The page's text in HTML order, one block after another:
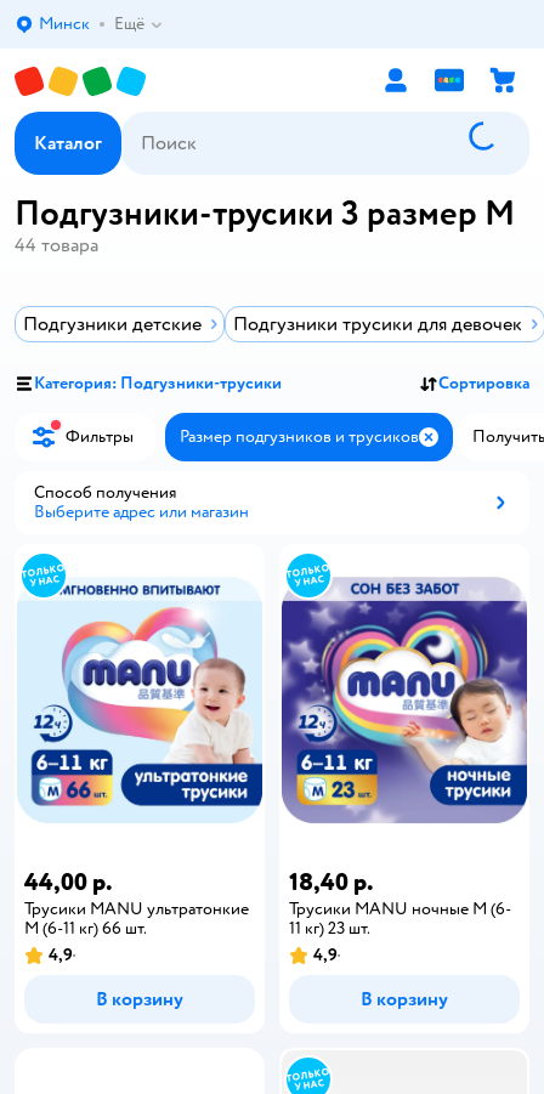
Выбор адреса доставки.
Минск Ещё
Каталог
Подгузники-трусики 3 размер M
44 товара
Подгузники детские Подгузники трусики для девочек
Категория: Подгузники-трусики Сортировка
Фильтры Размер подгузников и трусиков Закрыть
Способ получения
Выберите адрес или магазин
44,00 р.
Трусики MANU ультратонкие
M (6-11 кг) 66 шт.
4,9
В корзину
18,40 р.
Трусики MANU ночные M (6-
11 кг) 23 шт.
4,9
В корзину